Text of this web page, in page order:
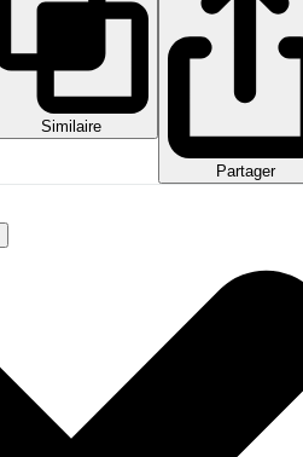
Similaire
Partager